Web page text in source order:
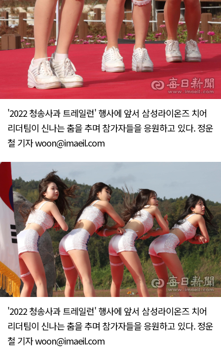
'2022 청송사과 트레일런' 행사에 앞서 삼성라이온즈 치어
리더팀이 신나는 춤을 추며 참가자들을 응원하고 있다. 정운
철 기자 woon@imaeil.com
'2022 청송사과 트레일런' 행사에 앞서 삼성라이온즈 치어
리더팀이 신나는 춤을 추며 참가자들을 응원하고 있다. 정운
철 기자 woon@imaeil.com